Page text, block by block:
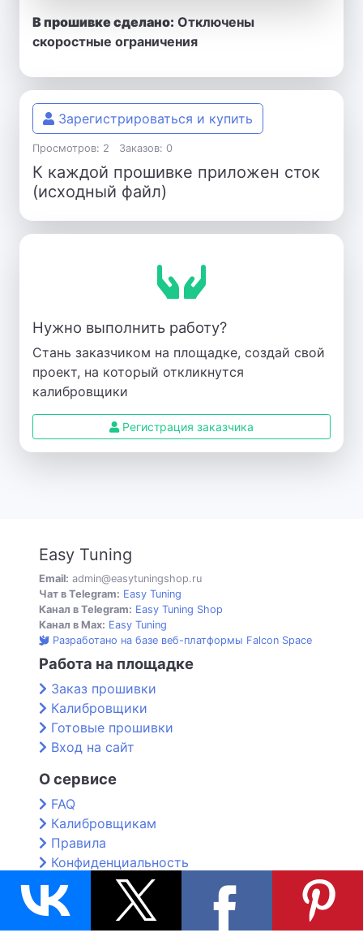
В прошивке сделано: Отключены
скоростные ограничения
Зарегистрироваться и купить
Просмотров: 2 Заказов: 0
К каждой прошивке приложен сток
(исходный файл)
Нужно выполнить работу?
Стань заказчиком на площадке, создай свой
проект, на который откликнутся
калибровщики
Регистрация заказчика
Easy Tuning
Email: admin@easytuningshop.ru
Чат в Telegram: Easy Tuning
Канал в Telegram: Easy Tuning Shop
Канал в Max: Easy Tuning
Разработано на базе веб-платформы Falcon Space
Работа на площадке
Заказ прошивки
Калибровщики
Готовые прошивки
Вход на сайт
О сервисе
FAQ
Калибровщикам
Правила
Конфиденциальность
Контакты